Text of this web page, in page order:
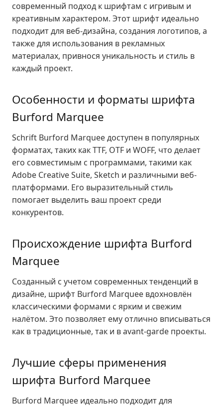
современный подход к шрифтам с игривым и
креативным характером. Этот шрифт идеально
подходит для веб-дизайна, создания логотипов, а
также для использования в рекламных
материалах, привнося уникальность и стиль в
каждый проект.
Особенности и форматы шрифта
Burford Marquee
Schrift Burford Marquee доступен в популярных
форматах, таких как TTF, OTF и WOFF, что делает
его совместимым с программами, такими как
Adobe Creative Suite, Sketch и различными веб-
платформами. Его выразительный стиль
помогает выделить ваш проект среди
конкурентов.
Происхождение шрифта Burford
Marquee
Созданный с учетом современных тенденций в
дизайне, шрифт Burford Marquee вдохновлён
классическими формами с ярким и свежим
налётом. Это позволяет ему отлично вписываться
как в традиционные, так и в avant-garde проекты.
Лучшие сферы применения
шрифта Burford Marquee
Burford Marquee идеально подходит для